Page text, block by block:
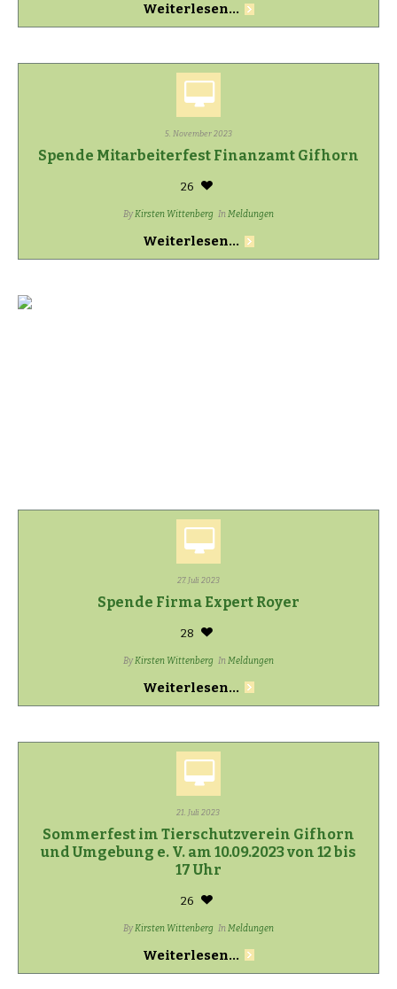
Weiterlesen...
5. November 2023
Spende Mitarbeiterfest Finanzamt Gifhorn
26
ByKirsten Wittenberg InMeldungen
Weiterlesen...
27. Juli 2023
Spende Firma Expert Royer
28
ByKirsten Wittenberg InMeldungen
Weiterlesen...
21. Juli 2023
Sommerfest im Tierschutzverein Gifhorn
und Umgebung e. V. am 10.09.2023 von 12 bis
17 Uhr
26
ByKirsten Wittenberg InMeldungen
Weiterlesen...